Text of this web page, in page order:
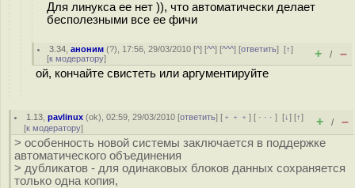
Для линукса ее нет )), что автоматически делает
бесполезными все ее фичи
3.34 ,аноним (?), 17:56, 29/03/2010 [^] [^^] [^^^] [ответить][↑]
[к модератору] + / –
ой, кончайте свистеть или аргументируйте
1.13 ,pavlinux (ok), 02:59, 29/03/2010 [ответить] [ ﹢﹢﹢] [ · · ·][↓] [↑]
[к модератору] + / –
> особенность новой системы заключается в поддержке
автоматического объединения
> дубликатов - для одинаковых блоков данных сохраняется
только одна копия,